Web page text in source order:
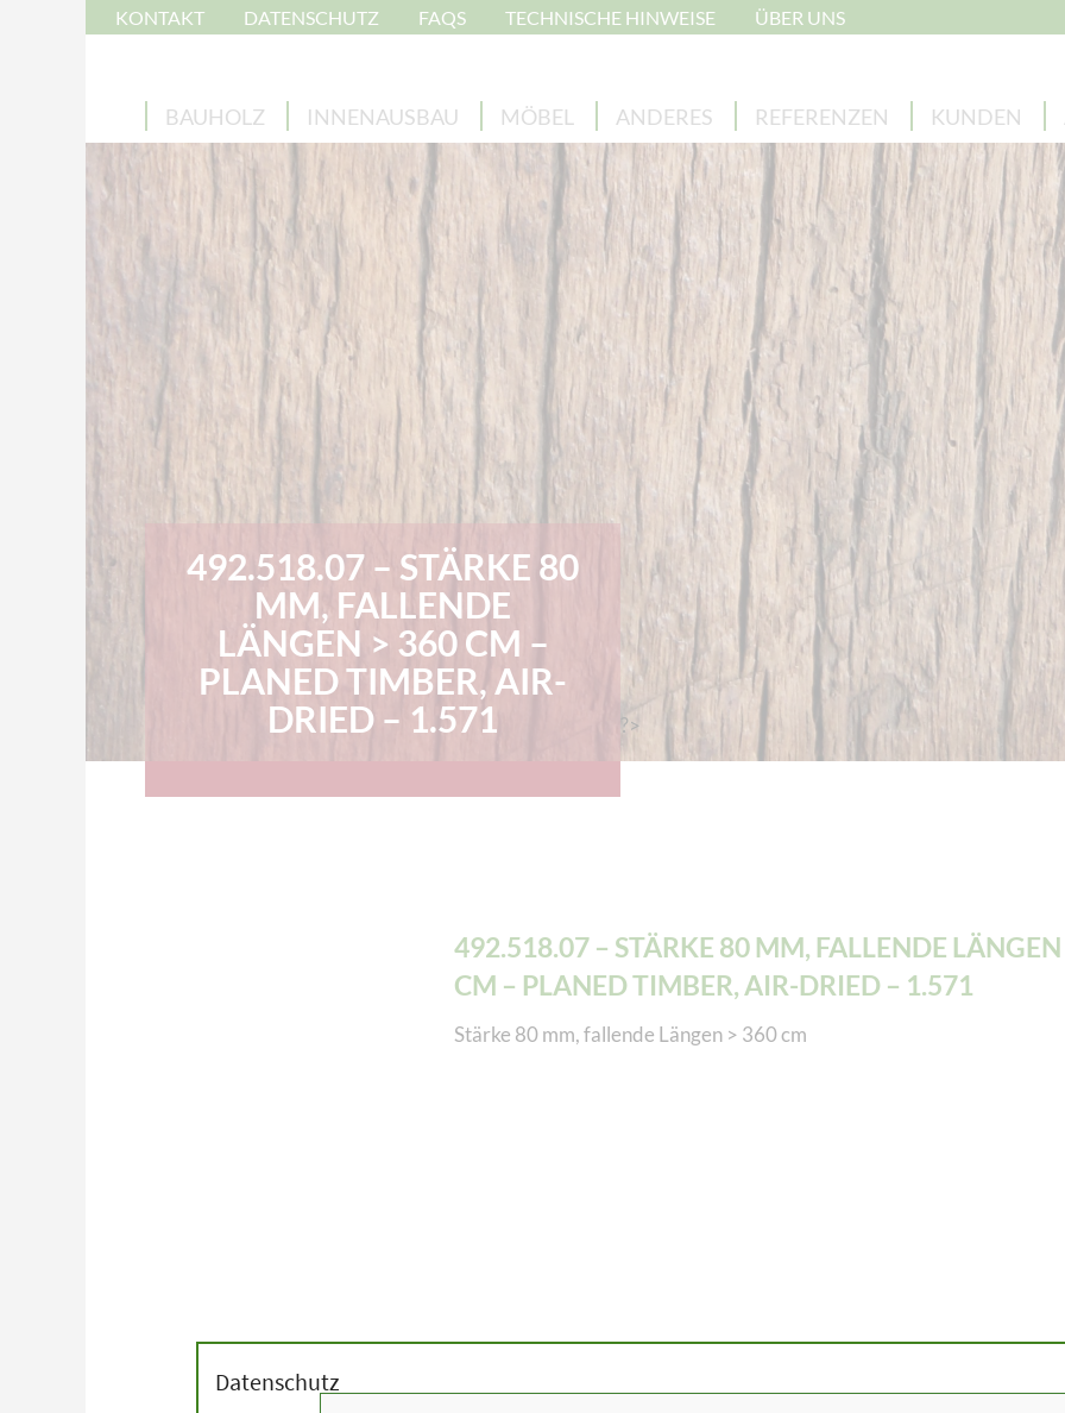
KONTAKT DATENSCHUTZ FAQS TECHNISCHE HINWEISE ÜBER UNS
BAUHOLZ INNENAUSBAU MÖBEL ANDERES REFERENZEN KUNDEN
492.518.07 – STÄRKE 80
MM, FALLENDE
LÄNGEN > 360 CM –
PLANED TIMBER, AIR-
DRIED – 1.571
?>
492.518.07 – STÄRKE 80 MM, FALLENDE
CM – PLANED TIMBER, AIR-DRIED – 1.571
Stärke 80 mm, fallende Längen > 360 cm
Datenschutz